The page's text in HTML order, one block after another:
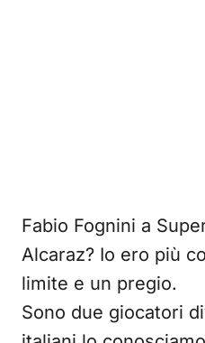
Fabio Fognini a
Alcaraz? Io ero più
limite e un pregio.
Sono due giocatori